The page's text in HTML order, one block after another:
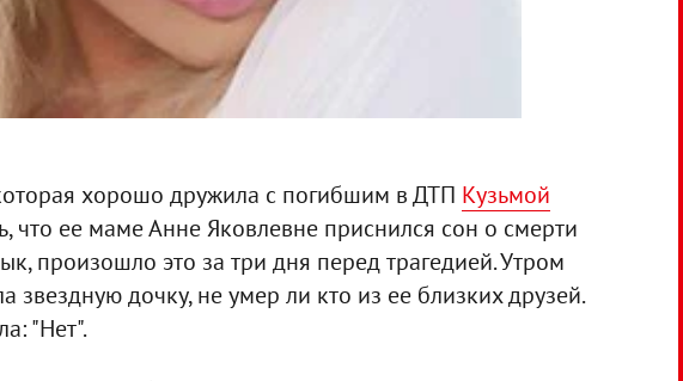
хорошо дружила с погибшим в ДТП Кузьмой
что ее маме Анне Яковлевне приснился сон о смерти
произошло это за три дня перед трагедией. Утром
дочку, не умер ли кто из ее близких друзей.
"Нет".